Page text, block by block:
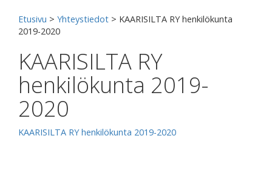
Etusivu > Yhteystiedot > KAARISILTA RY henkilökunta
2019-2020
KAARISILTA RY
henkilökunta 2019-
2020
KAARISILTA RY henkilökunta 2019-2020